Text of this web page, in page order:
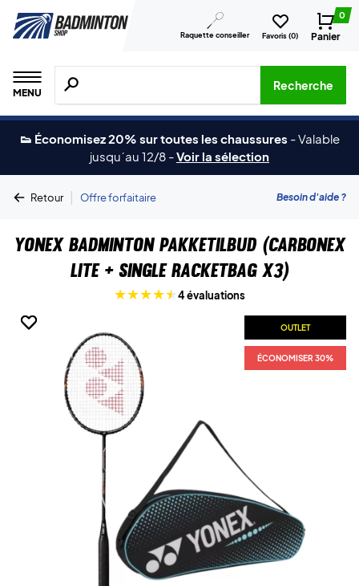
Raquette conseiller Favoris (0)
0
Panier
MENU
Recherche de produits, de marques, etc.
Recherche
👟 Économisez 20% sur toutes les chaussures -Valable
jusqu´au 12/8 -Voir la sélection
Retour | Offre forfaitaire Besoin d'aide ?
Yonex Badminton Pakketilbud (Carbonex
Lite + Single Racketbag X3)
4 évaluations
OUTLET
ÉCONOMISER 30%
OUTLET
ÉCONOMISER 30%
OUTLET
ÉCONOMISER 30%